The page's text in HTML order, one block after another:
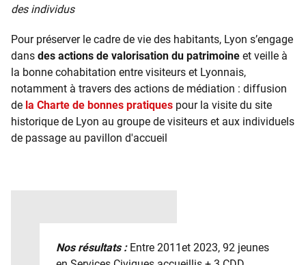
des individus
Pour préserver le cadre de vie des habitants, Lyon s’engage
dans des actions de valorisation du patrimoine et veille à
la bonne cohabitation entre visiteurs et Lyonnais,
notamment à travers des actions de médiation : diffusion
de la Charte de bonnes pratiques pour la visite du site
historique de Lyon au groupe de visiteurs et aux individuels
de passage au pavillon d'accueil
Nos résultats : Entre 2011et 2023, 92 jeunes